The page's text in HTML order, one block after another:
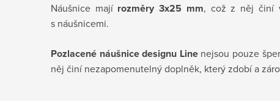
Náušnice mají rozměry 3x25 mm, což z něj činí
s náušnicemi.
Pozlacené náušnice designu Linenejsou pouze
něj činí nezapomenutelný doplněk, který zdobí a